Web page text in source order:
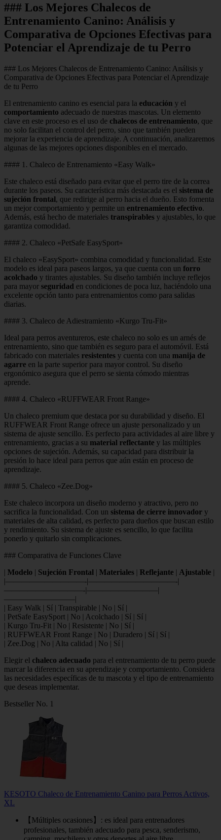
### Los Mejores Chalecos de
Entrenamiento Canino: Análisis y
Comparativa de Opciones Efectivas para
Potenciar el Aprendizaje de tu Perro
### Los Mejores Chalecos de Entrenamiento Canino: Análisis y
Comparativa de Opciones Efectivas para Potenciar el Aprendizaje
de tu Perro
El entrenamiento canino es esencial para la educación y el
comportamiento adecuado de nuestras mascotas. Un elemento
clave en este proceso es el uso de chalecos de entrenamiento, que
no solo facilitan el control del perro, sino que también pueden
mejorar la experiencia de aprendizaje. A continuación, analizaremos
algunas de las mejores opciones disponibles en el mercado.
#### 1. Chaleco de Entrenamiento «Easy Walk»
Este chaleco está diseñado para evitar que el perro tire de la correa
durante los paseos. Su característica más destacada es el sistema de
sujeción frontal, que redirige al perro hacia el dueño. Esto fomenta
un mejor comportamiento y permite un entrenamiento efectivo.
Además, está hecho de materiales transpirables y ajustables, lo que
garantiza comodidad.
#### 2. Chaleco «PetSafe EasySport»
El chaleco «EasySport» combina comodidad y funcionalidad. Este
modelo es ideal para paseos largos, ya que cuenta con un forro
acolchado y tirantes ajustables. Su diseño también incluye reflejos
para mayor seguridad en condiciones de poca luz, haciéndolo una
excelente opción tanto para entrenamientos como para salidas
diarias.
#### 3. Chaleco de Adiestramiento «Kurgo Tru-Fit»
Ideal para perros aventureros, este chaleco no solo es un arnés de
entrenamiento, sino que también es seguro para el automóvil. Está
fabricado con materiales resistentes y cuenta con una manija de
agarre en la parte superior para mayor control. Su diseño
ergonómico asegura que el perro se sienta cómodo mientras
aprende.
#### 4. Chaleco «RUFFWEAR Front Range»
Un chaleco premium que destaca por su durabilidad y diseño. El
RUFFWEAR Front Range ofrece un ajuste personalizado y un
sistema de ajuste sencillo. Es perfecto para actividades al aire libre y
entrenamiento, gracias a su material reflectante y las múltiples
opciones de sujeción. Además, su capacidad para distribuir la
presión lo hace ideal para perros que aún están en proceso de
aprendizaje.
#### 5. Chaleco «Zee.Dog»
Este chaleco incorpora un diseño moderno y atractivo, pero no
sacrifica la funcionalidad. Con un sistema de cierre innovador y
materiales de alta calidad, es perfecto para dueños que buscan estilo
y rendimiento. Su sistema de ajuste es sencillo, lo que facilita
ponerlo y quitarlo sin complicaciones.
### Comparativa de Funciones Clave
| Modelo | Sujeción Frontal | Materiales | Reflejante | Ajustable |
|——————————-|———————————-|
——————————-|—————————|
—————————|
| Easy Walk | Sí | Transpirable | No | Sí |
| PetSafe EasySport | No | Acolchado | Sí | Sí |
| Kurgo Tru-Fit | No | Resistente | No | Sí |
| RUFFWEAR Front Range | No | Duradero | Sí | Sí |
| Zee.Dog | No | Alta calidad | No | Sí |
Elegir el chaleco adecuado para el entrenamiento de tu perro puede
marcar la diferencia en su aprendizaje y comportamiento. Considera
las necesidades específicas de tu mascota y el tipo de entrenamiento
que deseas implementar.
Bestseller No. 1
KESOTO Chaleco de Entrenamiento Canino para Perros Activos,
XL
【Múltiples ocasiones】: es ideal para entrenadores
profesionales, también adecuado para pesca, senderismo,